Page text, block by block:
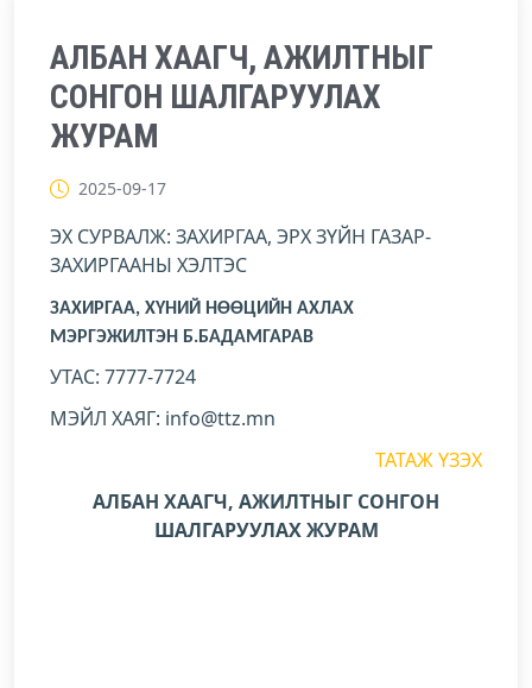
АЛБАН ХААГЧ, АЖИЛТНЫГ
СОНГОН ШАЛГАРУУЛАХ
ЖУРАМ
2025-09-17
ЭХ СУРВАЛЖ: ЗАХИРГАА, ЭРХ ЗҮЙН ГАЗАР-
ЗАХИРГААНЫ ХЭЛТЭС
ЗАХИРГАА, ХҮНИЙ НӨӨЦИЙН АХЛАХ
МЭРГЭЖИЛТЭН Б.БАДАМГАРАВ
УТАС: 7777-7724
МЭЙЛ ХАЯГ: info@ttz.mn
ТАТАЖ ҮЗЭХ
АЛБАН ХААГЧ, АЖИЛТНЫГ СОНГОН
ШАЛГАРУУЛАХ ЖУРАМ